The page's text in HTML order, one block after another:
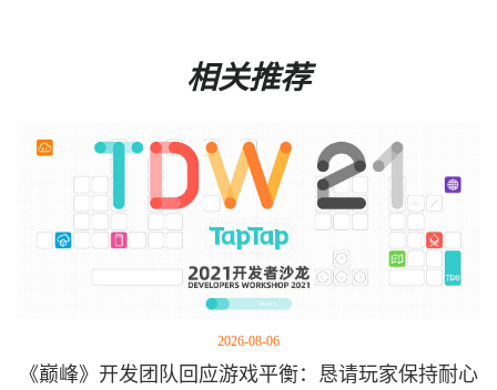
相关推荐
2026-08-06
《巅峰》开发团队回应游戏平衡：恳请玩家保持耐心